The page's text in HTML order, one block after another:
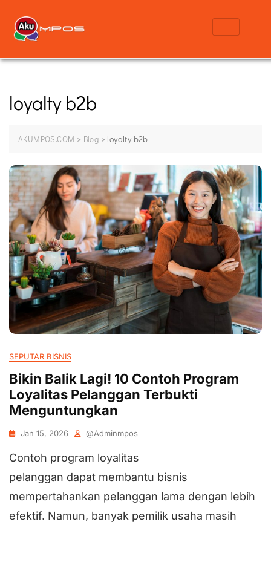
loyalty b2b
AKUMPOS.COM > Blog > loyalty b2b
SEPUTAR BISNIS
Bikin Balik Lagi! 10 Contoh Program
Loyalitas Pelanggan Terbukti
Menguntungkan
Jan 15, 2026 @adminmpos
Contoh program loyalitas
pelanggan dapat membantu bisnis
mempertahankan pelanggan lama dengan lebih
efektif. Namun, banyak pemilik usaha masih